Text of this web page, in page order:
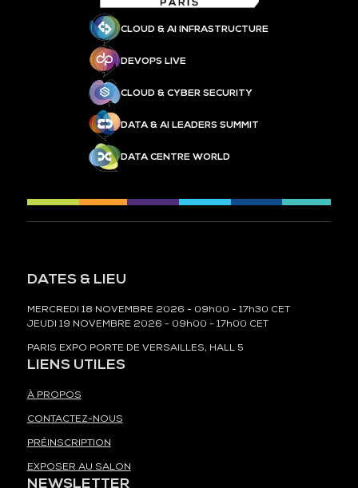
CLOUD & AI INFRASTRUCTURE
DEVOPS LIVE
CLOUD & CYBER SECURITY
DATA & AI LEADERS SUMMIT
DATA CENTRE WORLD
DATES & LIEU
MERCREDI 18 NOVEMBRE 2026 - 09h00 - 17h30 CET
JEUDI 19 NOVEMBRE 2026 - 09h00 - 17h00 CET
PARIS EXPO PORTE DE VERSAILLES, HALL 5
LIENS UTILES
À PROPOS
CONTACTEZ-NOUS
PRÉINSCRIPTION
EXPOSER AU SALON
NEWSLETTER